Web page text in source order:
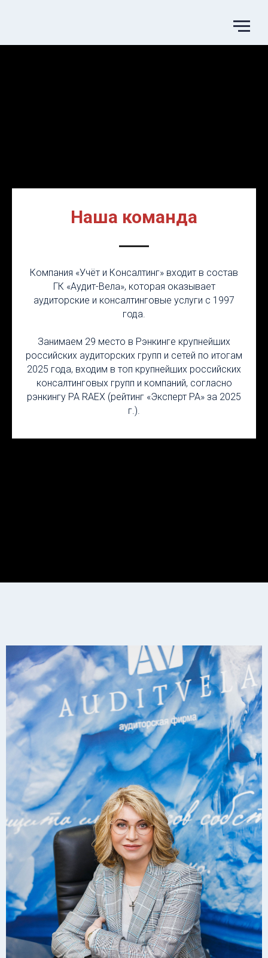
Наша команда
Компания «Учёт и Консалтинг» входит в состав
ГК «Аудит-Вела», которая оказывает
аудиторские и консалтинговые услуги с 1997
года.
Занимаем 29 место в Рэнкинге крупнейших
российских аудиторских групп и сетей по итогам
2025 года, входим в топ крупнейших российских
консалтинговых групп и компаний, согласно
рэнкингу РА RAEX (рейтинг «Эксперт РА» за 2025
г.).